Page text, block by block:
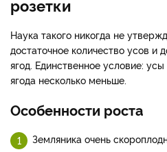
розетки
Наука такого никогда не
достаточное количество усов и
ягод. Единственное условие:
ягода несколько меньше.
Особенности роста
Земляника очень